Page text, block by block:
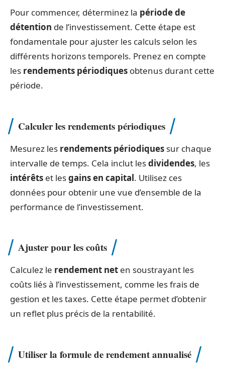
Pour commencer, déterminez la période de
détention de l’investissement. Cette étape est
fondamentale pour ajuster les calculs selon les
différents horizons temporels. Prenez en compte
les rendements périodiques obtenus durant cette
période.
Calculer les rendements périodiques
Mesurez les rendements périodiques sur chaque
intervalle de temps. Cela inclut lesdividendes, les
intérêts et lesgains en capital. Utilisez ces
données pour obtenir une vue d’ensemble de la
performance de l’investissement.
Ajuster pour les coûts
Calculez le rendement net en soustrayant les
coûts liés à l’investissement, comme les frais de
gestion et les taxes. Cette étape permet d’obtenir
un reflet plus précis de la rentabilité.
Utiliser la formule de rendement annualisé